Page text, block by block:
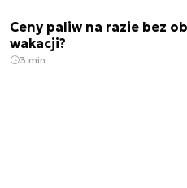
Ceny paliw na razie bez
wakacji?
3 min.